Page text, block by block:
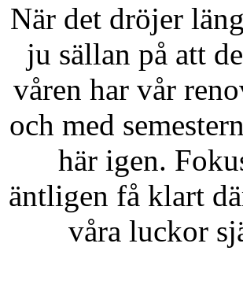
När det dröjer
ju sällan på att
våren har vår
och med
här igen.
äntligen få klart
våra luckor